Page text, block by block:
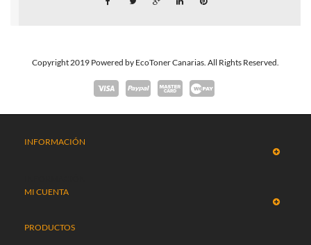
Copyright 2019 Powered by EcoToner Canarias. All Rights Reserved.
INFORMACIÓN
MI CUENTA
PRODUCTOS